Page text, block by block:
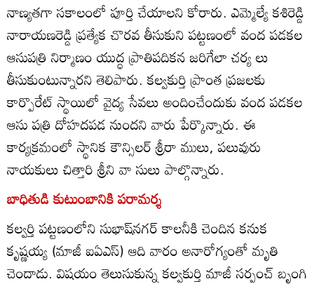
నాణ్యతగా సకాలంలో పూర్తి చేయాలని కోరారు. ఎమ్మెల్యే కశిరెడ్డి
నారాయణరెడ్డి ప్రత్యేక చొరవ తీసుకుని పట్టణంలో వంద పడకల
ఆసుపత్రి నిర్మాణం యుద్ధ ప్రాతిపదికన జరిగేలా చర్య లు
తీసుకుంటున్నారని తెలిపారు. కల్వకుర్తి ప్రాంత ప్రజలకు
కార్పొరేట్‌ స్థాయిలో వైద్య సేవలు అందించేందుకు వంద పడకల
ఆసు పత్రి దోహదపడ నుందని వారు పేర్కొన్నారు. ఈ
కార్యక్రమంలో స్థానిక కౌన్సిలర్‌ శ్రీరా ములు, పలువురు
నాయకులు చిత్తారి శ్రీని వా సులు పాల్గొన్నారు.
బాధితుడి కుటుంబానికి పరామర్శ
కల్వర్తి పట్టణంలోని సుభాష్‌నగర్‌ కాలనీకి చెందిన కనుక
కృష్ణయ్య (మాజీ ఐఏఎస్‌) ఆది వారం అనారోగ్యంతో మృతి
చెందాడు. విషయం తెలుసుకున్న కల్వకుర్తి మాజీ సర్పంచ్‌ బృంగి